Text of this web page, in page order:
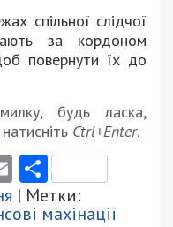
спільної слідчої
за кордоном
повернути їх до
будь ласка,
Ctrl+Enter.
Email
| Метки:
махінації